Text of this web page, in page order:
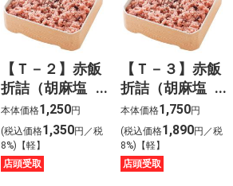
【Ｔ－２】赤飯
折詰（胡麻塩
入）〈５００
g〉
本体価格1,250円
(税込価格1,350円／税
8%)【軽】
店頭受取
【Ｔ－３】赤飯
折詰（胡麻塩
入）〈７５０
g〉
本体価格1,750円
(税込価格1,890円／税
8%)【軽】
店頭受取